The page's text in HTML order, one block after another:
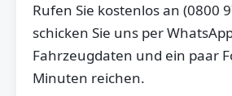
Rufen Sie kostenlos an (0800
schicken Sie uns per
Fahrzeugdaten und ein paar
Minuten reichen.